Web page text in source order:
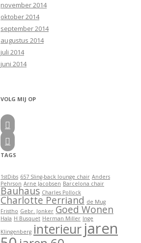
november 2014
oktober 2014
september 2014
augustus 2014
juli 2014
juni 2014
VOLG MIJ OP


TAGS
1stDibs 657 Sling-back lounge chair Anders
Pehrson Arne Jacobsen Barcelona chair
Bauhaus Charles Pollock
Charlotte Perriand de Mug
Fristho Gebr. Jonker Goed Wonen
Hala H Busquet Herman Miller Inge
Klingenberg interieur jaren